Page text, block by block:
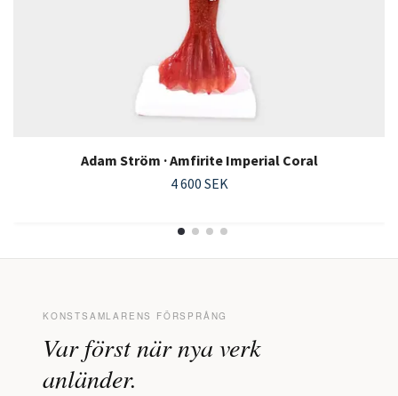
Adam Ström · Amfirite Imperial Coral
4 600 SEK
KONSTSAMLARENS FÖRSPRÅNG
Var först när nya verk
anländer.